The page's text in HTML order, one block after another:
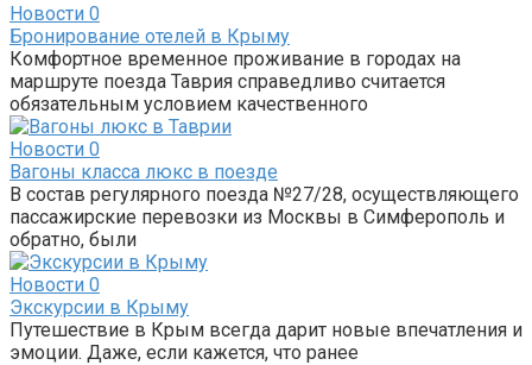
Новости 0
Бронирование отелей в Крыму
Комфортное временное проживание в городах на
маршруте поезда Таврия справедливо считается
обязательным условием качественного
Новости 0
Вагоны класса люкс в поезде
В состав регулярного поезда №27/28, осуществляющего
пассажирские перевозки из Москвы в Симферополь и
обратно, были
Новости 0
Экскурсии в Крыму
Путешествие в Крым всегда дарит новые впечатления и
эмоции. Даже, если кажется, что ранее